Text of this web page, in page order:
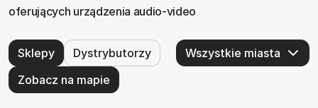
oferujących urządzenia audio-video
Sklepy
Dystrybutorzy
Zobacz na mapie